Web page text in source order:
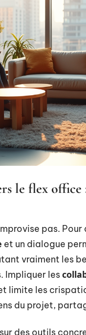
le flex office
pas.
et un dialogue
vraiment les
Impliquer les
limite les
du projet,
sur des outils